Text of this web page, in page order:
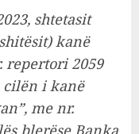
shtetasit
kanë
repertori 2059
cilën i kanë
me nr.